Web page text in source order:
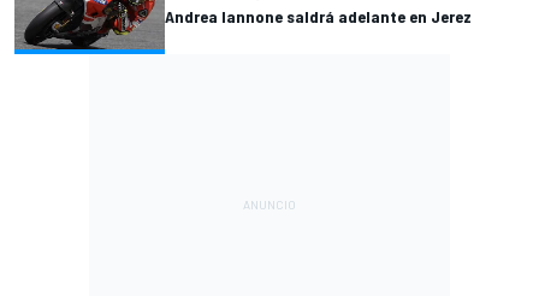
Andrea Iannone saldrá adelante en Jerez